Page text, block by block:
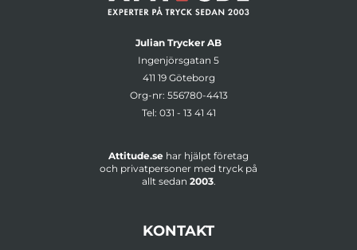
Julian Trycker AB
Ingenjörsgatan 5
411 19 Göteborg
Org-nr: 556780-4413
Tel: 031 - 13 41 41
Attitude.se har hjälpt företag
och privatpersoner med tryck på
allt sedan 2003.
KONTAKT